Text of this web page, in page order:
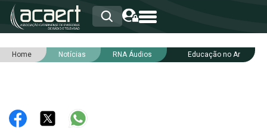
HOME
RNA
NOTÍCIAS
Home Notícias RNA Áudios Educação no Ar